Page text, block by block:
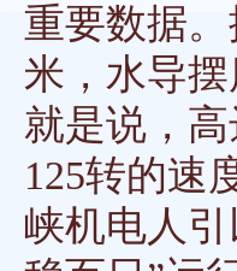
重要数据
米，水导
就是说，
125转的速
峡机电人